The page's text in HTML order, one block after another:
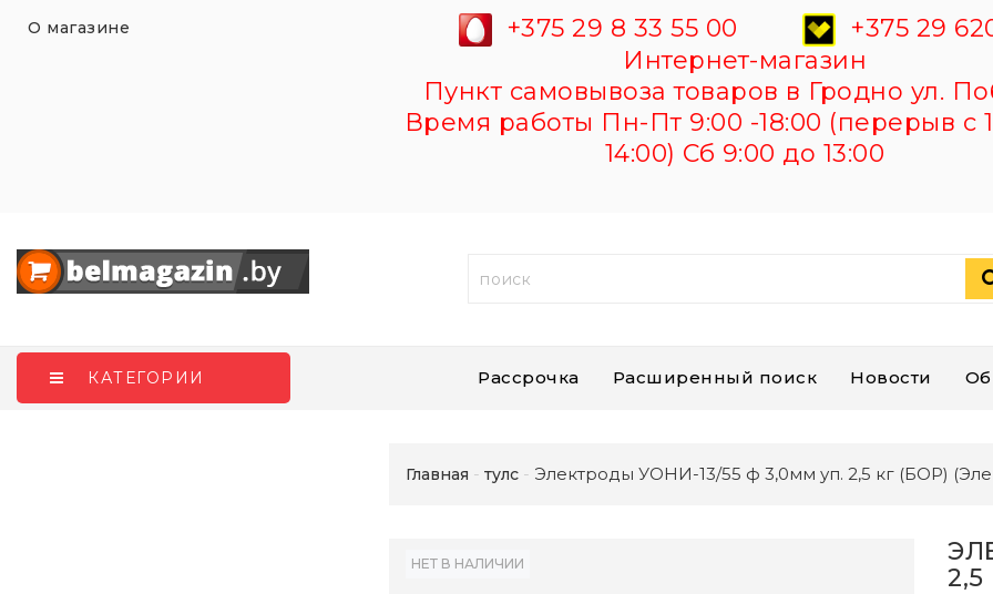
О магазине +375 29 8 33 55 00
+375 29
Интернет-магазин
Пункт самовывоза товаров в Гродно ул.
Время работы Пн-Пт 9:00 -18:00 (перерыв с
14:00) Сб 9:00 до 13:00
КАТЕГОРИИ Рассрочка Расширенный поиск Новости
Главная тулс Электроды УОНИ-13/55 ф 3,0мм уп. 2,5 кг (БОР)
НЕТ В НАЛИЧИИ